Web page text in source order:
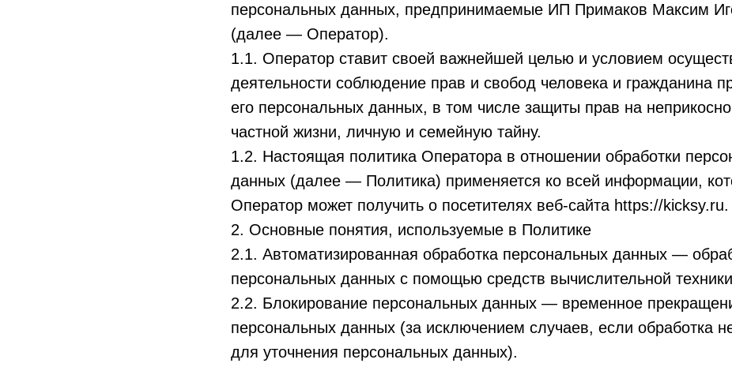
персональных данных, предпринимаемые ИП Примаков Максим
(далее — Оператор).
1.1. Оператор ставит своей важнейшей целью и условием
деятельности соблюдение прав и свобод человека и гражданина
его персональных данных, в том числе защиты прав на
частной жизни, личную и семейную тайну.
1.2. Настоящая политика Оператора в отношении обработки
данных (далее — Политика) применяется ко всей информации,
Оператор может получить о посетителях веб-сайта https://kicksy.ru.
2. Основные понятия, используемые в Политике
2.1. Автоматизированная обработка персональных данных —
персональных данных с помощью средств вычислительной
2.2. Блокирование персональных данных — временное
персональных данных (за исключением случаев, если обработка
для уточнения персональных данных).